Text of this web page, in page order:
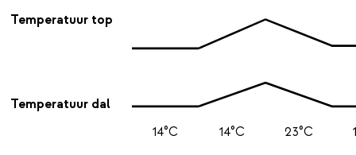
Temperatuur top
Temperatuur dal
14°C 14°C 23°C